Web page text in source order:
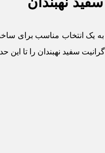
به یک انتخاب مناسب برای
سفید نهبندان را تا این